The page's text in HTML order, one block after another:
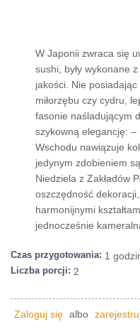
W Japonii zwraca się
sushi, były wykonane
jakości. Nie
miłorzębu czy cydru,
fasonie naśladującym
szykowną elegancję:
Wschodu nawiązuje
jedynym zdobieniem
Niedziela z Zakładów
oszczędność dekoracji,
harmonijnymi
jednocześnie
Czas przygotowania: 1
Liczba porcji: 2
Zaloguj się albo